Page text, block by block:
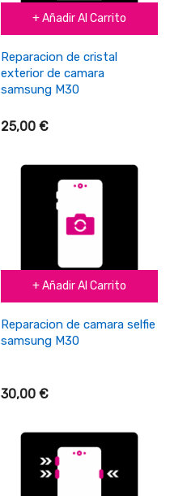
+ Añadir Al Carrito
Reparacion de cristal
exterior de camara
samsung M30
25,00 €
+ Añadir Al Carrito
Reparacion de camara selfie
samsung M30
30,00 €